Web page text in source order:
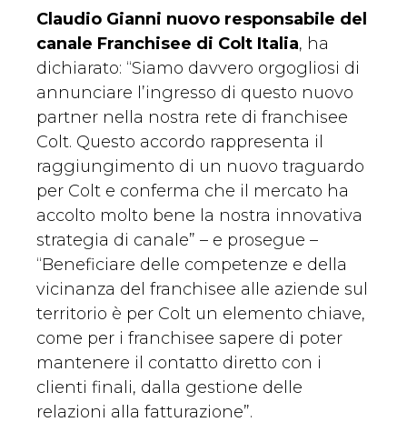
Claudio Gianni nuovo responsabile del
canale Franchisee di Colt Italia, ha
dichiarato: “Siamo davvero orgogliosi di
annunciare l’ingresso di questo nuovo
partner nella nostra rete di franchisee
Colt. Questo accordo rappresenta il
raggiungimento di un nuovo traguardo
per Colt e conferma che il mercato ha
accolto molto bene la nostra innovativa
strategia di canale” – e prosegue –
“Beneficiare delle competenze e della
vicinanza del franchisee alle aziende sul
territorio è per Colt un elemento chiave,
come per i franchisee sapere di poter
mantenere il contatto diretto con i
clienti finali, dalla gestione delle
relazioni alla fatturazione”.